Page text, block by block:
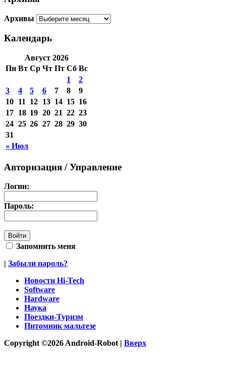
Архивы
Календарь
Август 2026
Пн Вт Ср Чт Пт Сб Вс
« Июл
1
2
3
4 5 6 7 8
9
10 11 12 13 14 15 16
17 18 19 20 21 22 23
24 25 26 27 28 29 30
31
Авторизация / Управление
Логин:
Пароль:
Запомнить меня
| Забыли пароль?
Новости Hi-Tech
Software
Hardware
Наука
Поездки-Туризм
Питомник мальтезе
Copyright ©2026 Android-Robot | Вверх